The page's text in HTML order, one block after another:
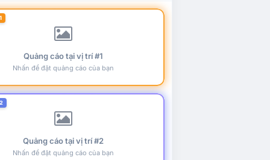
Quảng cáo tại vị trí #1
Nhấn để đặt quảng cáo của bạn
Quảng cáo tại vị trí #2
Nhấn để đặt quảng cáo của bạn